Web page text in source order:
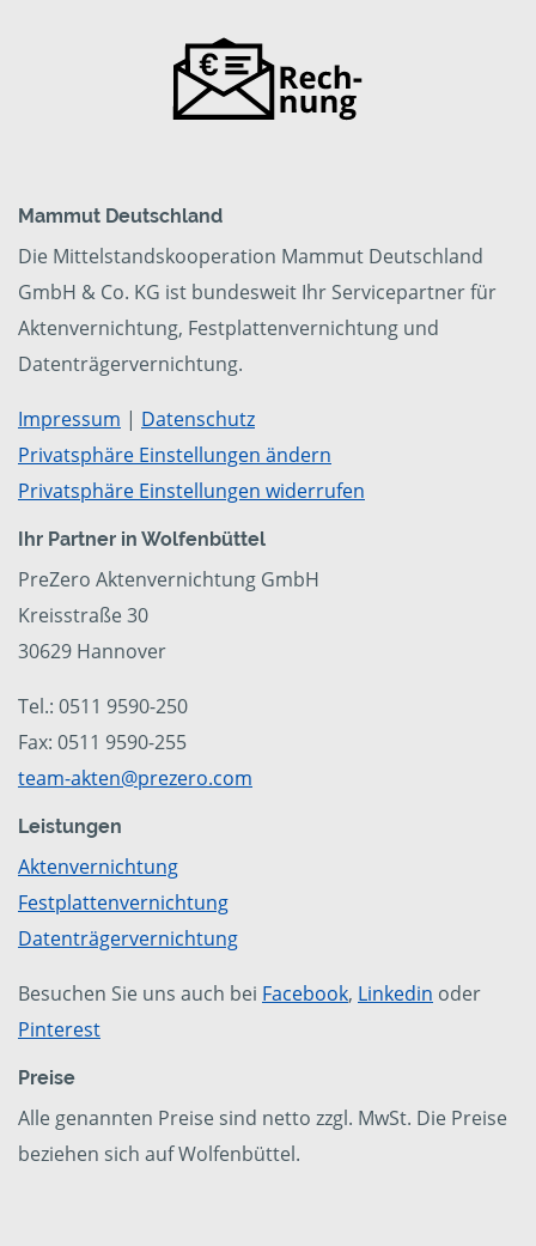
Mammut Deutschland
Die Mittelstandskooperation Mammut Deutschland
GmbH & Co. KG ist bundesweit Ihr Servicepartner für
Aktenvernichtung, Festplattenvernichtung und
Datenträgervernichtung.
Impressum | Datenschutz
Privatsphäre Einstellungen ändern
Privatsphäre Einstellungen widerrufen
Ihr Partner in Wolfenbüttel
PreZero Aktenvernichtung GmbH
Kreisstraße 30
30629 Hannover
Tel.: 0511 9590-250
Fax: 0511 9590-255
team-akten@prezero.com
Leistungen
Aktenvernichtung
Festplattenvernichtung
Datenträgervernichtung
Besuchen Sie uns auch bei Facebook, Linkedin oder
Pinterest
Preise
Alle genannten Preise sind netto zzgl. MwSt. Die Preise
beziehen sich auf Wolfenbüttel.